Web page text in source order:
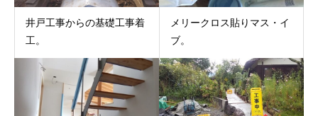
井戸工事からの基礎工事着
工。
メリークロス貼りマス・イ
ブ。